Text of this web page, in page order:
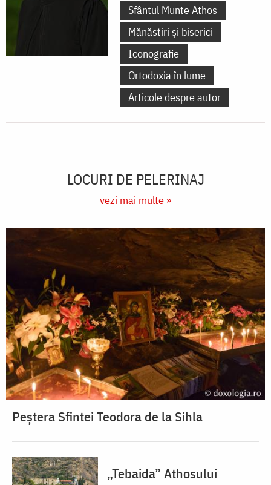
Sfântul Munte Athos
Mănăstiri și biserici
Iconografie
Ortodoxia în lume
Articole despre autor
LOCURI DE PELERINAJ
vezi mai multe »
Peștera Sfintei Teodora de la Sihla
„Tebaida” Athosului